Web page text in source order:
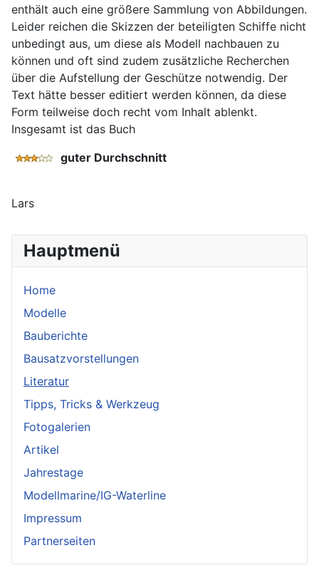
Hauptmenü
Home
Modelle
Bauberichte
Bausatzvorstellungen
Literatur
Tipps, Tricks & Werkzeug
Fotogalerien
Artikel
Jahrestage
Modellmarine/IG-Waterline
Impressum
Partnerseiten
enthält auch eine größere Sammlung von Abbildungen.
Leider reichen die Skizzen der beteiligten Schiffe nicht
unbedingt aus, um diese als Modell nachbauen zu
können und oft sind zudem zusätzliche Recherchen
über die Aufstellung der Geschütze notwendig. Der
Text hätte besser editiert werden können, da diese
Form teilweise doch recht vom Inhalt ablenkt.
Insgesamt ist das Buch
guter Durchschnitt
Lars